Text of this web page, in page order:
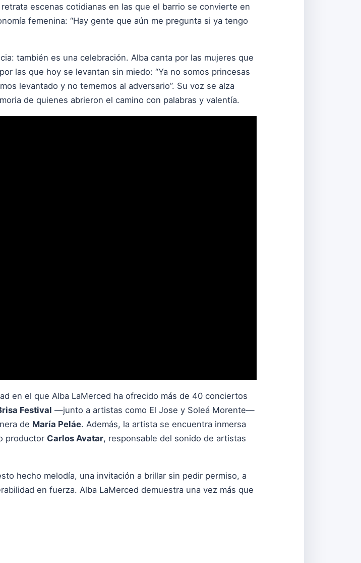
escenas cotidianas en las que el barrio se convierte en
femenina: “Hay gente que aún me pregunta si ya tengo
también es una celebración. Alba canta por las mujeres que
las que hoy se levantan sin miedo: “Ya no somos princesas
levantado y no tememos al adversario”. Su voz se alza
de quienes abrieron el camino con palabras y valentía.
en el que Alba LaMerced ha ofrecido más de 40 conciertos
Festival —junto a artistas como El Jose y Soleá Morente—
de María Peláe. Además, la artista se encuentra inmersa
productor Carlos Avatar, responsable del sonido de artistas
hecho melodía, una invitación a brillar sin pedir permiso, a
en fuerza. Alba LaMerced demuestra una vez más que